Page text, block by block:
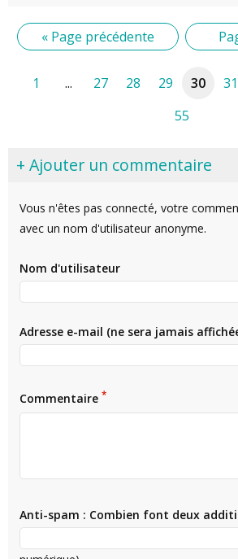
« Page précédente
1 ... 27 28 29 30 31
55
+ Ajouter un commentaire
Vous n'êtes pas connecté, votre
avec un nom d'utilisateur anonyme.
Nom d'utilisateur
Adresse e-mail (ne sera jamais
Commentaire *
Anti-spam : Combien font deux